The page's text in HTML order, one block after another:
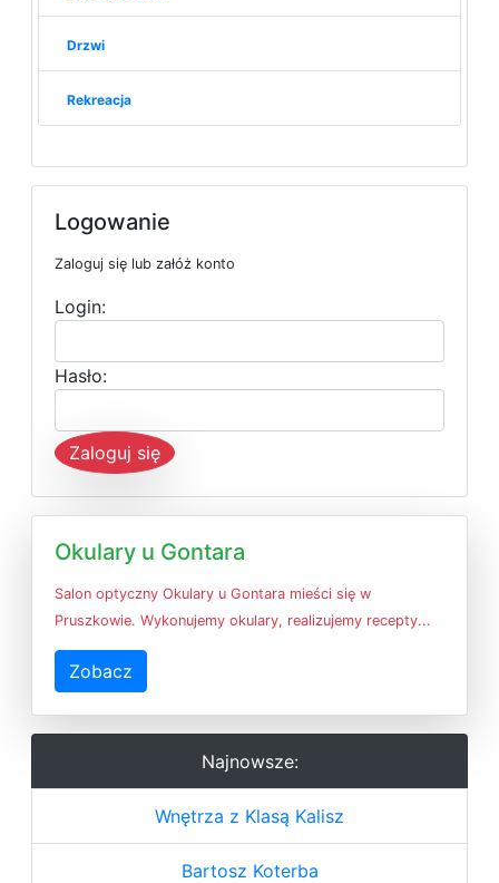
Drzwi
Rekreacja
Logowanie
Zaloguj się lub załóż konto
Login:
Hasło:
Zaloguj się
Okulary u Gontara
Salon optyczny Okulary u Gontara mieści się w
Pruszkowie. Wykonujemy okulary, realizujemy recepty...
Zobacz
Najnowsze:
Wnętrza z Klasą Kalisz
Bartosz Koterba